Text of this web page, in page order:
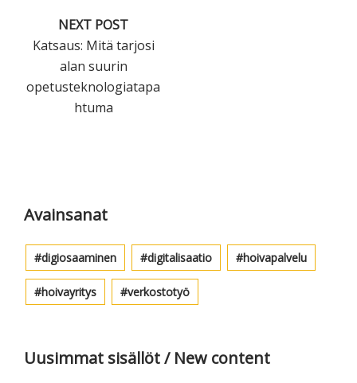
NEXT POST
Katsaus: Mitä tarjosi
alan suurin
opetusteknologiatapa
htuma
Avainsanat
digiosaaminen digitalisaatio hoivapalvelu
hoivayritys verkostotyö
Uusimmat sisällöt / New content